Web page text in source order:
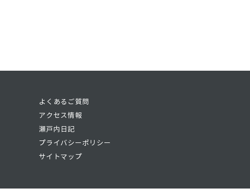
よくあるご質問
アクセス情報
瀬戸内日記
プライバシーポリシー
サイトマップ